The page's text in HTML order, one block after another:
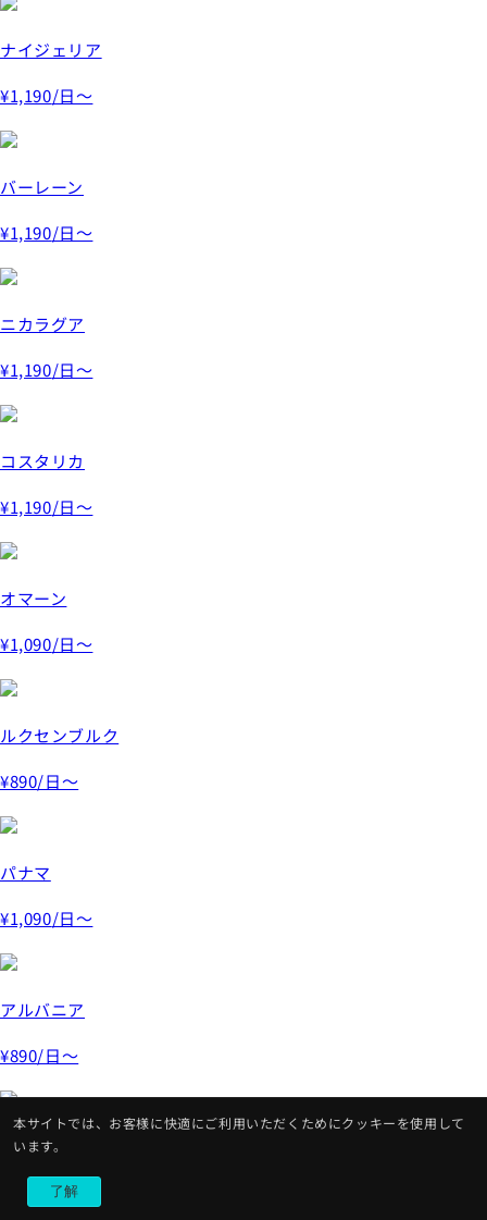
本サイトでは、お客様に快適にご利用いただくためにクッキーを使用して
います。
了解
ナイジェリア
¥1,190/日～
バーレーン
¥1,190/日～
ニカラグア
¥1,190/日～
コスタリカ
¥1,190/日～
オマーン
¥1,090/日～
ルクセンブルク
¥890/日～
パナマ
¥1,090/日～
アルバニア
¥890/日～
モナコ
/日～